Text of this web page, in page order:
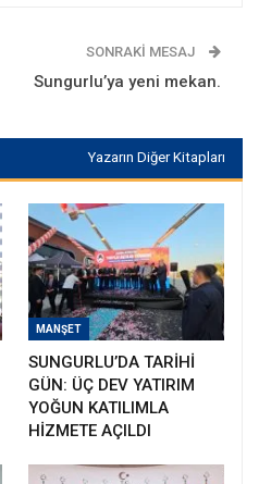
SONRAKI MESAJ
Sungurlu’ya yeni mekan.
Yazarın Diğer Kitapları
MANŞET
SUNGURLU’DA TARİHİ
GÜN: ÜÇ DEV YATIRIM
YOĞUN KATILIMLA
HİZMETE AÇILDI